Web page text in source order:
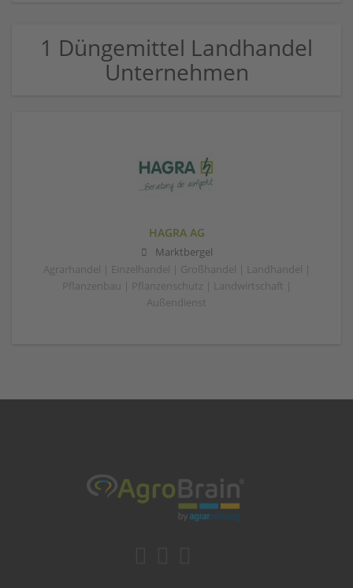
1 Düngemittel Landhandel
Unternehmen
HAGRA AG
Marktbergel
Agrarhandel | Einzelhandel | Großhandel | Landhandel |
Pflanzenbau | Pflanzenschutz | Landwirtschaft |
Außendienst